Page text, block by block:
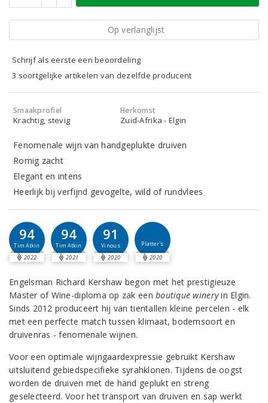
Op verlanglijst
Schrijf als eerste een beoordeling
3 soortgelijke artikelen van dezelfde producent
Smaakprofiel
Krachtig, stevig
Herkomst
Zuid-Afrika - Elgin
Fenomenale wijn van handgeplukte druiven
Romig zacht
Elegant en intens
Heerlijk bij verfijnd gevogelte, wild of rundvlees
94
Tim Atkin
2022
94
Tim Atkin
2021
91
Vinous
2020
Platter's
2020
Engelsman Richard Kershaw begon met het prestigieuze
Master of Wine-diploma op zak eenboutique wineryin Elgin.
Sinds 2012 produceert hij van tientallen kleine percelen - elk
met een perfecte match tussen klimaat, bodemsoort en
druivenras - fenomenale wijnen.
Voor een optimale wijngaardexpressie gebruikt Kershaw
uitsluitend gebiedspecifieke syrahklonen. Tijdens de oogst
worden de druiven met de hand geplukt en streng
geselecteerd. Voor het transport van druiven en sap werkt